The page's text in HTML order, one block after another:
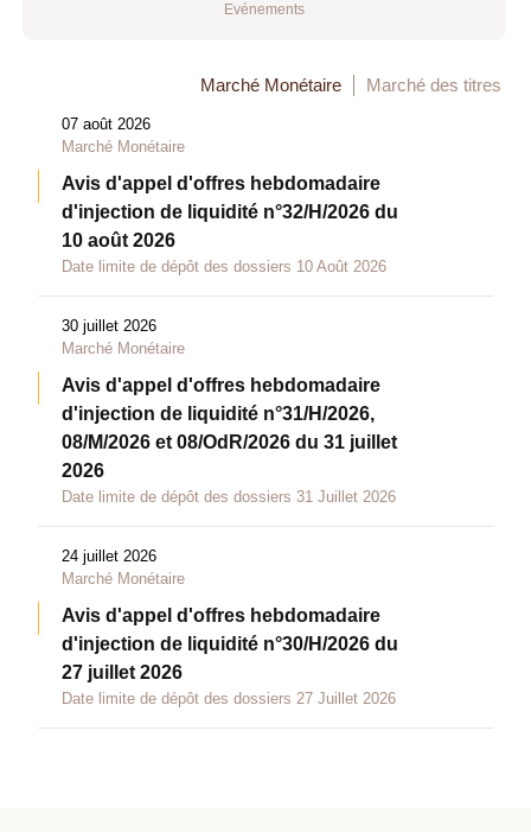
Evénements
Marché Monétaire Marché des titres
07 août 2026
Marché Monétaire
Avis d'appel d'offres hebdomadaire
d'injection de liquidité n°32/H/2026 du
10 août 2026
Date limite de dépôt des dossiers 10 Août 2026
30 juillet 2026
Marché Monétaire
Avis d'appel d'offres hebdomadaire
d'injection de liquidité n°31/H/2026,
08/M/2026 et 08/OdR/2026 du 31 juillet
2026
Date limite de dépôt des dossiers 31 Juillet 2026
24 juillet 2026
Marché Monétaire
Avis d'appel d'offres hebdomadaire
d'injection de liquidité n°30/H/2026 du
27 juillet 2026
Date limite de dépôt des dossiers 27 Juillet 2026